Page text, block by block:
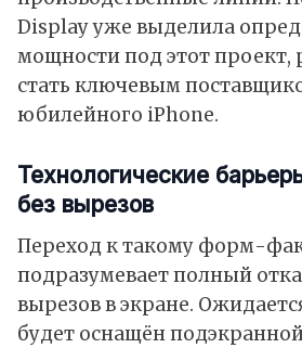
Display уже выделила
мощности под этот проект,
стать ключевым
юбилейного iPhone.
Технологические
без вырезов
Переход к такому форм-
подразумевает полный
вырезов в экране.
будет оснащён